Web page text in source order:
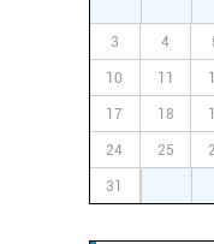
pertsonalizatuak
neurtzeko, jendeari
produktuak
erabiltzen dituen
Bazkide batzuek ez
interes komertzial
3 4
10 11
17 18
24 25
31